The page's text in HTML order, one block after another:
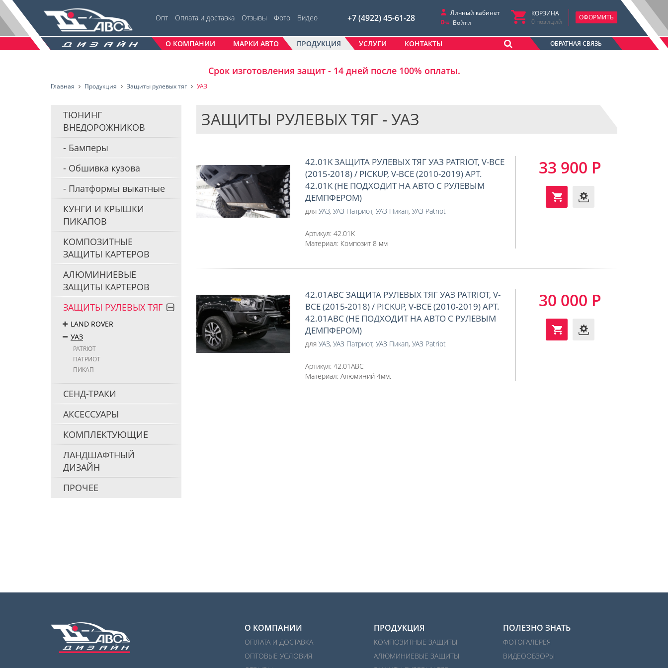
Опт Оплата и доставка Отзывы Фото Видео +7 (4922) 45-61-28
Личный кабинет
Войти
КОРЗИНА
0 позиций
ОФОРМИТЬ
О КОМПАНИИ МАРКИ АВТО ПРОДУКЦИЯ УСЛУГИ КОНТАКТЫ ОБРАТНАЯ СВЯЗЬ
Срок изготовления защит - 14 дней после 100% оплаты.
Главная Продукция Защиты рулевых тяг УАЗ
ЗАЩИТЫ РУЛЕВЫХ ТЯГ - УАЗ
ТЮНИНГ
ВНЕДОРОЖНИКОВ
Бамперы
Обшивка кузова
Платформы выкатные
КУНГИ И КРЫШКИ
ПИКАПОВ
КОМПОЗИТНЫЕ
ЗАЩИТЫ КАРТЕРОВ
АЛЮМИНИЕВЫЕ
ЗАЩИТЫ КАРТЕРОВ
ЗАЩИТЫ РУЛЕВЫХ ТЯГ
LAND ROVER
УАЗ
PATRIOT
ПАТРИОТ
ПИКАП
СЕНД-ТРАКИ
АКСЕССУАРЫ
КОМПЛЕКТУЮЩИЕ
ЛАНДШАФТНЫЙ
ДИЗАЙН
ПРОЧЕЕ
42.01K ЗАЩИТА РУЛЕВЫХ ТЯГ УАЗ PATRIOT, V-ВСЕ
(2015-2018) / PICKUP, V-ВСЕ (2010-2019) АРТ.
42.01К (НЕ ПОДХОДИТ НА АВТО С РУЛЕВЫМ
ДЕМПФЕРОМ)
для УАЗ, УАЗ Патриот, УАЗ Пикап, УАЗ Patriot
Артикул: 42.01K
Материал: Композит 8 мм
33 900 Р
42.01ABC ЗАЩИТА РУЛЕВЫХ ТЯГ УАЗ PATRIOT, V-
ВСЕ (2015-2018) / PICKUP, V-ВСЕ (2010-2019) АРТ.
42.01АВС (НЕ ПОДХОДИТ НА АВТО С РУЛЕВЫМ
ДЕМПФЕРОМ)
для УАЗ, УАЗ Патриот, УАЗ Пикап, УАЗ Patriot
Артикул: 42.01ABC
Материал: Алюминий 4мм.
30 000 Р
О КОМПАНИИ
ОПЛАТА И ДОСТАВКА
ОПТОВЫЕ УСЛОВИЯ
ПРОДУКЦИЯ
КОМПОЗИТНЫЕ ЗАЩИТЫ
АЛЮМИНИЕВЫЕ ЗАЩИТЫ
ПОЛЕЗНО ЗНАТЬ
ФОТОГАЛЕРЕЯ
ВИДЕООБЗОРЫ